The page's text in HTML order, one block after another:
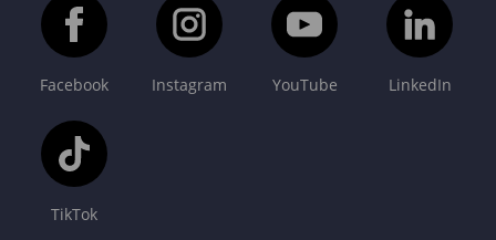
Facebook Instagram YouTube LinkedIn
TikTok